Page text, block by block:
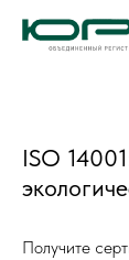
ISO
Получите